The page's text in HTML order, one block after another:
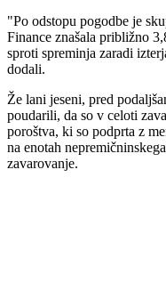
"Po odstopu pogodbe je
Finance znašala približno
sproti spreminja zaradi
dodali.
Že lani jeseni, pred
poudarili, da so v celoti
poroštva, ki so podprta z
na enotah
zavarovanje.